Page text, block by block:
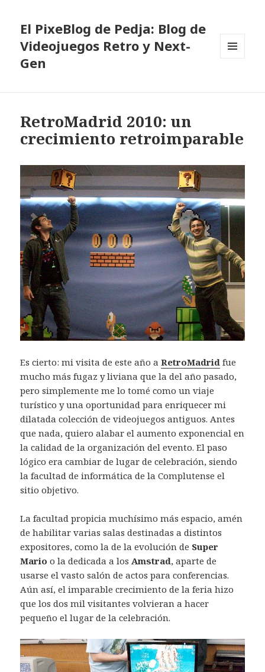
El PixeBlog de Pedja: Blog de
Videojuegos Retro y Next-
Gen
RetroMadrid 2010: un
crecimiento retroimparable
Es cierto: mi visita de este año aRetroMadrid fue
mucho más fugaz y liviana que la del año pasado,
pero simplemente me lo tomé como un viaje
turístico y una oportunidad para enriquecer mi
dilatada colección de videojuegos antiguos. Antes
que nada, quiero alabar el aumento exponencial en
la calidad de la organización del evento. El paso
lógico era cambiar de lugar de celebración, siendo
la facultad de informática de la Complutense el
sitio objetivo.
La facultad propicia muchísimo más espacio, amén
de habilitar varias salas destinadas a distintos
expositores, como la de la evolución de Super
Mario o la dedicada a los Amstrad, aparte de
usarse el vasto salón de actos para conferencias.
Aún así, el imparable crecimiento de la feria hizo
que los dos mil visitantes volvieran a hacer
pequeño el lugar de la celebración.